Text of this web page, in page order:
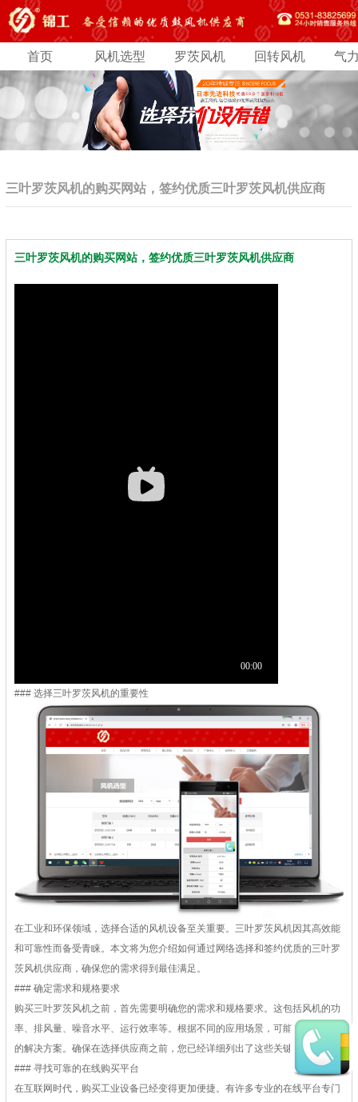
首页 风机选型 罗茨风机 回转风机 气
三叶罗茨风机的购买网站，签约优质三叶罗茨风机供应商
三叶罗茨风机的购买网站，签约优质三叶罗茨风机供应商
### 选择三叶罗茨风机的重要性
在工业和环保领域，选择合适的风机设备至关重要。三叶罗茨风机因其高效能
和可靠性而备受青睐。本文将为您介绍如何通过网络选择和签约优质的三叶罗
茨风机供应商，确保您的需求得到最佳满足。
### 确定需求和规格要求
购买三叶罗茨风机之前，首先需要明确您的需求和规格要求。这包括风机的功
率、排风量、噪音水平、运行效率等。根据不同的应用场景，可能需要定制化
的解决方案。确保在选择供应商之前，您已经详细列出了这些关键要求。
### 寻找可靠的在线购买平台
在互联网时代，购买工业设备已经变得更加便捷。有许多专业的在线平台专门